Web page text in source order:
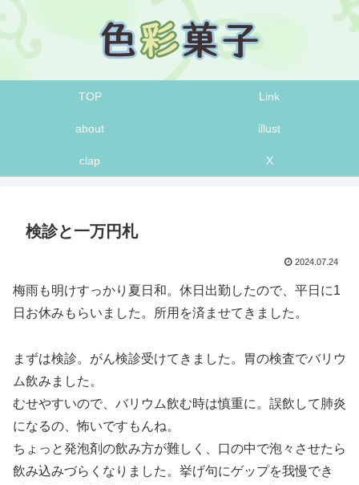
TOP Link
about illust
clap X
検診と一万円札
2024.07.24
梅雨も明けすっかり夏日和。休日出勤したので、平日に1
日お休みもらいました。所用を済ませてきました。
まずは検診。がん検診受けてきました。胃の検査でバリウ
ム飲みました。
むせやすいので、バリウム飲む時は慎重に。誤飲して肺炎
になるの、怖いですもんね。
ちょっと発泡剤の飲み方が難しく、口の中で泡々させたら
飲み込みづらくなりました。挙げ句にゲップを我慢でき